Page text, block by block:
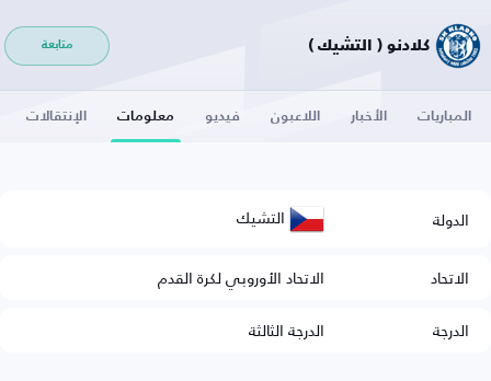
كلادنو ( التشيك ) متابعة
المباريات الأخبار اللاعبون فيديو معلومات الإنتقالات
الدولة التشيك
الاتحاد
الاتحاد الأوروبي لكرة القدم
الدرجة
الدرجة الثالثة